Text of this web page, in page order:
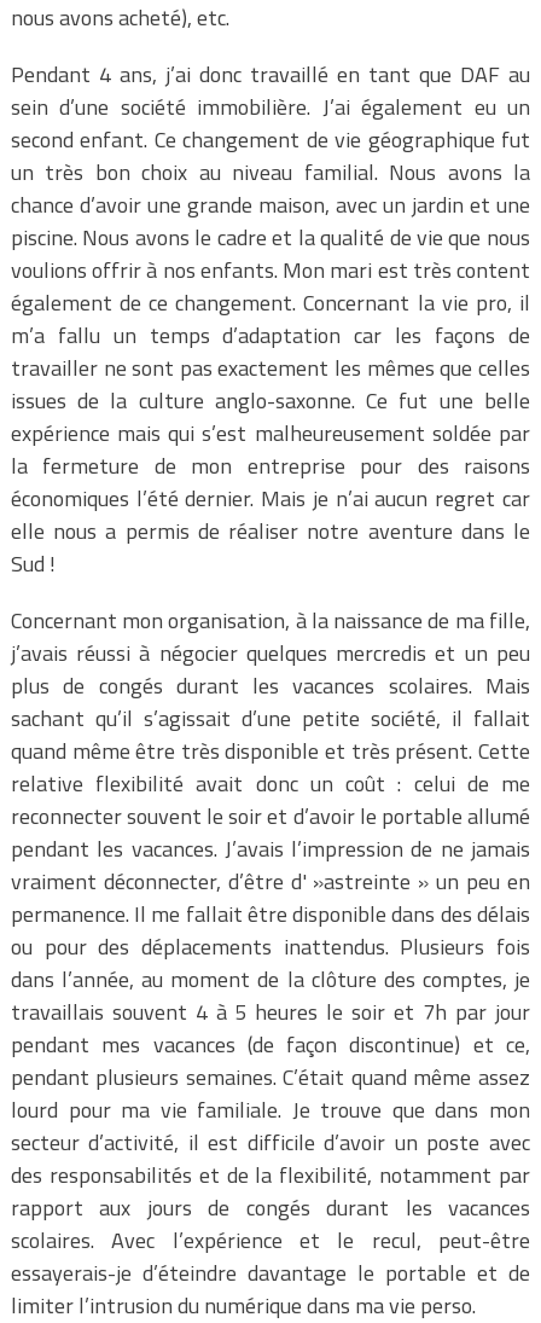
nous avons acheté), etc.
Pendant 4 ans, j’ai donc travaillé en tant que DAF au
sein d’une société immobilière. J’ai également eu un
second enfant. Ce changement de vie géographique fut
un très bon choix au niveau familial. Nous avons la
chance d’avoir une grande maison, avec un jardin et une
piscine. Nous avons le cadre et la qualité de vie que nous
voulions offrir à nos enfants. Mon mari est très content
également de ce changement. Concernant la vie pro, il
m’a fallu un temps d’adaptation car les façons de
travailler ne sont pas exactement les mêmes que celles
issues de la culture anglo-saxonne. Ce fut une belle
expérience mais qui s’est malheureusement soldée par
la fermeture de mon entreprise pour des raisons
économiques l’été dernier. Mais je n’ai aucun regret car
elle nous a permis de réaliser notre aventure dans le
Sud !
Concernant mon organisation, à la naissance de ma fille,
j’avais réussi à négocier quelques mercredis et un peu
plus de congés durant les vacances scolaires. Mais
sachant qu’il s’agissait d’une petite société, il fallait
quand même être très disponible et très présent. Cette
relative flexibilité avait donc un coût : celui de me
reconnecter souvent le soir et d’avoir le portable allumé
pendant les vacances. J’avais l’impression de ne jamais
vraiment déconnecter, d’être d' »astreinte » un peu en
permanence. Il me fallait être disponible dans des délais
ou pour des déplacements inattendus. Plusieurs fois
dans l’année, au moment de la clôture des comptes, je
travaillais souvent 4 à 5 heures le soir et 7h par jour
pendant mes vacances (de façon discontinue) et ce,
pendant plusieurs semaines. C’était quand même assez
lourd pour ma vie familiale. Je trouve que dans mon
secteur d’activité, il est difficile d’avoir un poste avec
des responsabilités et de la flexibilité, notamment par
rapport aux jours de congés durant les vacances
scolaires. Avec l’expérience et le recul, peut-être
essayerais-je d’éteindre davantage le portable et de
limiter l’intrusion du numérique dans ma vie perso.